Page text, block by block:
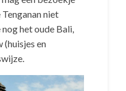
niet
het oude Bali,
(huisjes en